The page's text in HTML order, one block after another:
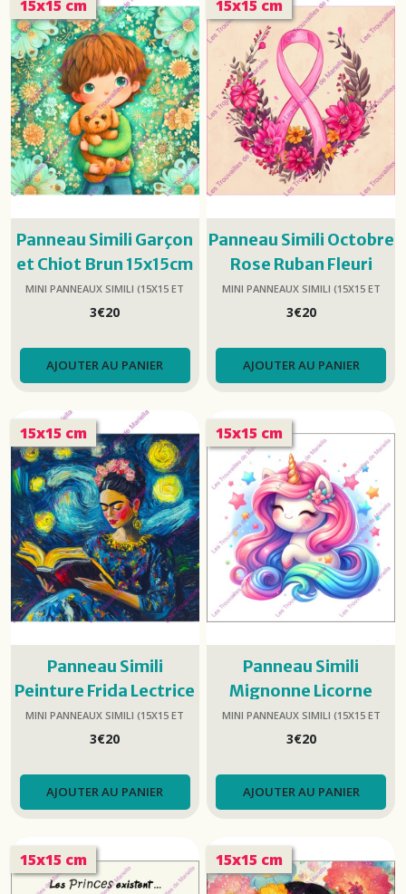
15x15 cm
Panneau Simili Garçon
et Chiot Brun 15x15cm
MINI PANNEAUX SIMILI (15X15 ET
3€20
AJOUTER AU PANIER
15x15 cm
Panneau Simili Octobre
Rose Ruban Fleuri
15x15cm
MINI PANNEAUX SIMILI (15X15 ET
3€20
AJOUTER AU PANIER
15x15 cm
Panneau Simili
Peinture Frida Lectrice
15x15cm
MINI PANNEAUX SIMILI (15X15 ET
3€20
AJOUTER AU PANIER
15x15 cm
Panneau Simili
Mignonne Licorne
15x15cm
MINI PANNEAUX SIMILI (15X15 ET
3€20
AJOUTER AU PANIER
15x15 cm 15x15 cm
25x25)
(37)
Grands
panneaux
simili
(35x35
et
45x45)
(7)
Formats
spéciaux
simili
(portrait
paysage)
Projets
simili
(trousses,
etc.)
(18)
Afficher
les
résultats